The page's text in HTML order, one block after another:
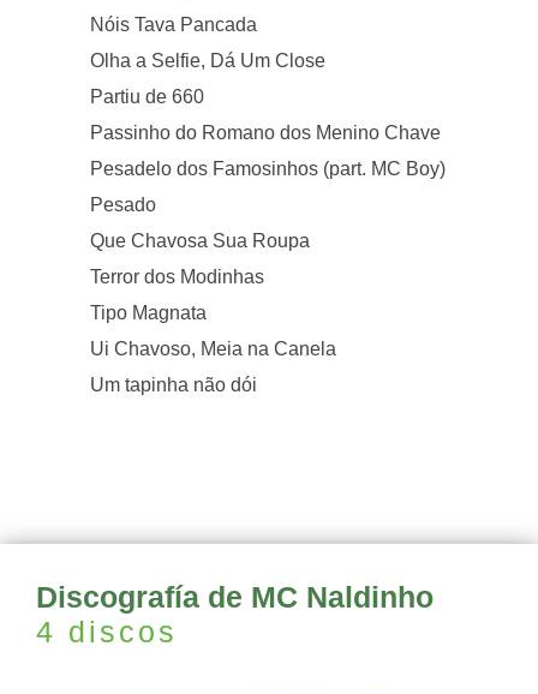
Nóis Tava Pancada
Olha a Selfie, Dá Um Close
Partiu de 660
Passinho do Romano dos Menino Chave
Pesadelo dos Famosinhos (part. MC Boy)
Pesado
Que Chavosa Sua Roupa
Terror dos Modinhas
Tipo Magnata
Ui Chavoso, Meia na Canela
Um tapinha não dói
Discografía de MC Naldinho
4 discos